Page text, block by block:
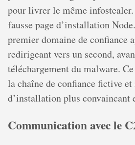
pour livrer le même infostealer.
fausse page d’installation
premier domaine de confiance
redirigeant vers un second,
téléchargement du malware.
la chaîne de confiance fictive et
d’installation plus convaincant
Communication avec le